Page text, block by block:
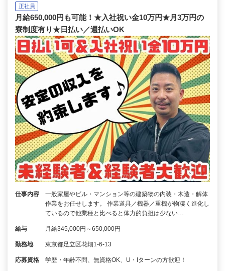
正社員
月給650,000円も可能！★入社祝い金10万円★月3万円の
寮制度有り★日払い／週払いOK
仕事内容
一般家屋やビル・マンション等の建築物の内装・木造・解体
作業をお任せします。 作業道具／機器／重機が物凄く進化し
ているので他業種と比べると体力的負担は少ない…
給与 月給345,000円～650,000円
勤務地 東京都足立区花畑1-6-13
応募資格 学歴・年齢不問、無資格OK、U・Iターンの方歓迎！